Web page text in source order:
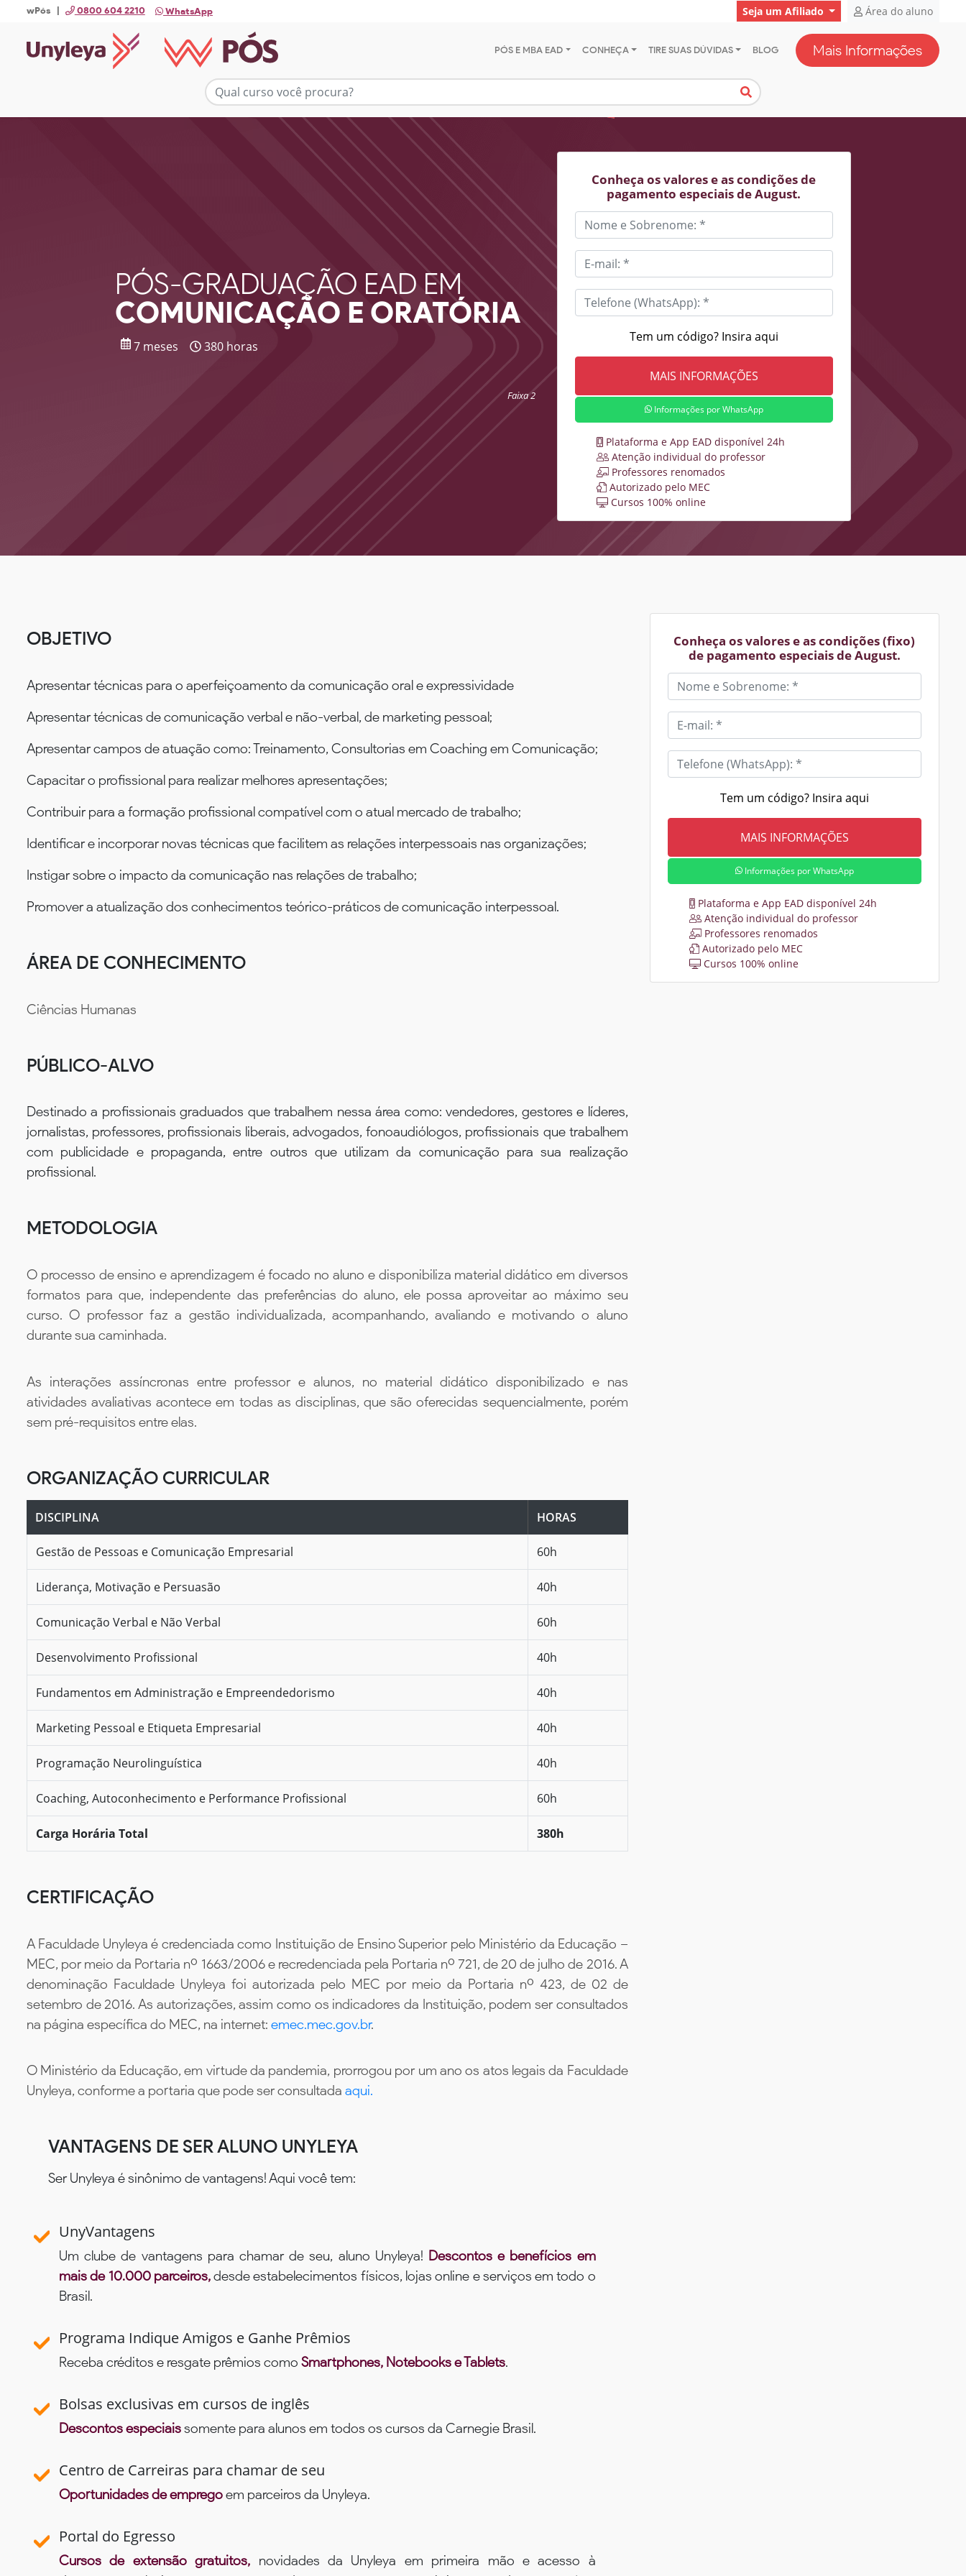
wPós | 0800 604 2210 WhatsApp Seja um Afiliado Área do aluno
PÓS E MBA EAD CONHEÇA TIRE SUAS DÚVIDAS BLOG Mais Informações
PÓS-GRADUAÇÃO EAD EM
COMUNICAÇÃO E ORATÓRIA
7 meses 380 horas
Faixa 2
Conheça os valores e as condições de
pagamento especiais de August.
Tem um código? Insira aqui
Informações por WhatsApp
Plataforma e App EAD disponível 24h
Atenção individual do professor
Professores renomados
Autorizado pelo MEC
Cursos 100% online
OBJETIVO
Apresentar técnicas para o aperfeiçoamento da comunicação oral e expressividade
Apresentar técnicas de comunicação verbal e não-verbal, de marketing pessoal;
Apresentar campos de atuação como: Treinamento, Consultorias em Coaching em Comunicação;
Capacitar o profissional para realizar melhores apresentações;
Contribuir para a formação profissional compatível com o atual mercado de trabalho;
Identificar e incorporar novas técnicas que facilitem as relações interpessoais nas organizações;
Instigar sobre o impacto da comunicação nas relações de trabalho;
Promover a atualização dos conhecimentos teórico-práticos de comunicação interpessoal.
ÁREA DE CONHECIMENTO
Ciências Humanas
PÚBLICO-ALVO
Destinado a profissionais graduados que trabalhem nessa área como: vendedores, gestores e líderes,
jornalistas, professores, profissionais liberais, advogados, fonoaudiólogos, profissionais que trabalhem
com publicidade e propaganda, entre outros que utilizam da comunicação para sua realização
profissional.
METODOLOGIA
O processo de ensino e aprendizagem é focado no aluno e disponibiliza material didático em diversos
formatos para que, independente das preferências do aluno, ele possa aproveitar ao máximo seu
curso. O professor faz a gestão individualizada, acompanhando, avaliando e motivando o aluno
durante sua caminhada.
As interações assíncronas entre professor e alunos, no material didático disponibilizado e nas
atividades avaliativas acontece em todas as disciplinas, que são oferecidas sequencialmente, porém
sem pré-requisitos entre elas.
ORGANIZAÇÃO CURRICULAR
DISCIPLINA HORAS
Gestão de Pessoas e Comunicação Empresarial 60h
Liderança, Motivação e Persuasão 40h
Comunicação Verbal e Não Verbal 60h
Desenvolvimento Profissional 40h
Fundamentos em Administração e Empreendedorismo 40h
Marketing Pessoal e Etiqueta Empresarial 40h
Programação Neurolinguística 40h
Coaching, Autoconhecimento e Performance Profissional 60h
Carga Horária Total 380h
CERTIFICAÇÃO
A Faculdade Unyleya é credenciada como Instituição de Ensino Superior pelo Ministério da Educação –
MEC, por meio da Portaria nº 1663/2006 e recredenciada pela Portaria nº 721, de 20 de julho de 2016. A
denominação Faculdade Unyleya foi autorizada pelo MEC por meio da Portaria nº 423, de 02 de
setembro de 2016. As autorizações, assim como os indicadores da Instituição, podem ser consultados
na página específica do MEC, na internet: emec.mec.gov.br.
O Ministério da Educação, em virtude da pandemia, prorrogou por um ano os atos legais da Faculdade
Unyleya, conforme a portaria que pode ser consultada aqui.
VANTAGENS DE SER ALUNO UNYLEYA
Ser Unyleya é sinônimo de vantagens! Aqui você tem:
UnyVantagens
Um clube de vantagens para chamar de seu, aluno Unyleya! Descontos e benefícios em
mais de 10.000 parceiros,desde estabelecimentos físicos, lojas online e serviços em todo o
Brasil.
Programa Indique Amigos e Ganhe Prêmios
Receba créditos e resgate prêmios como Smartphones, Notebooks e Tablets.
Bolsas exclusivas em cursos de inglês
Descontos especiaissomente para alunos em todos os cursos da Carnegie Brasil.
Centro de Carreiras para chamar de seu
Oportunidades de empregoem parceiros da Unyleya.
Portal do Egresso
Cursos de extensão gratuitos, novidades da Unyleya em primeira mão e acesso à
Conheça os valores e as condições (fixo)
de pagamento especiais de August.
Tem um código? Insira aqui
Informações por WhatsApp
Plataforma e App EAD disponível 24h
Atenção individual do professor
Professores renomados
Autorizado pelo MEC
Cursos 100% online